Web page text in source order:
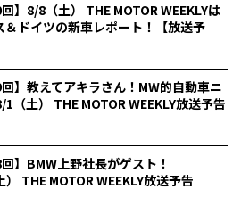
回】8/8（土） THE MOTOR WEEKLYは
＆ドイツの新車レポート！【放送予
回】教えてアキラさん！MW的自動車ニ
1（土） THE MOTOR WEEKLY放送予告
回】BMW上野社長がゲスト！
THE MOTOR WEEKLY放送予告